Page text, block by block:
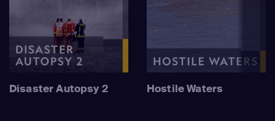
Disaster Autopsy 2 Hostile Waters